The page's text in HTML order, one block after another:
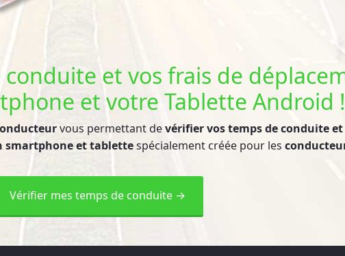
conduite et vos frais de
et votre Tablette Android !
vous permettant devérifier vos temps de conduite et
smartphone et tablettespécialement créée pour les
Vérifier mes temps de conduite →